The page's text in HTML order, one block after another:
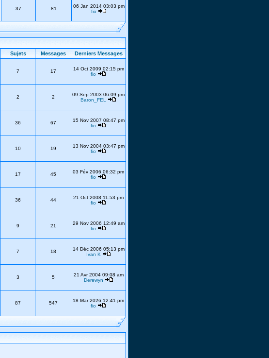
37 81
06 Jan 2014 03:03 pm
fio
Sujets Messages
Derniers Messages
7 17
14 Oct 2009 02:15 pm
fio
2 2
09 Sep 2003 06:09 pm
Baron_FEL
36 67
15 Nov 2007 08:47 pm
fio
10 19
13 Nov 2004 03:47 pm
fio
17 45
03 Fév 2006 06:32 pm
fio
36 44
21 Oct 2008 11:53 pm
fio
9 21
29 Nov 2006 12:49 am
fio
7 18
14 Déc 2006 05:13 pm
Ivan K
3 5
21 Avr 2004 09:08 am
Derewyn
87 547
18 Mar 2026 12:41 pm
fio